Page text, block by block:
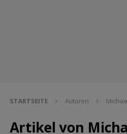
STARTSEITE Autoren
Artikel von